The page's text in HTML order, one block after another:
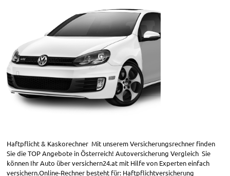
Haftpflicht & Kaskorechner Mit unserem Versicherungsrechner finden
Sie die TOP Angebote in Österreich! Autoversicherung Vergleich Sie
können Ihr Auto über versichern24.at mit Hilfe von Experten einfach
versichern.Online-Rechner besteht für: Haftpflichtversicherung